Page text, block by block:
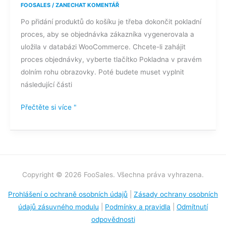
FOOSALES / ZANECHAT KOMENTÁŘ
Po přidání produktů do košíku je třeba dokončit pokladní
proces, aby se objednávka zákazníka vygenerovala a
uložila v databázi WooCommerce. Chcete-li zahájit
proces objednávky, vyberte tlačítko Pokladna v pravém
dolním rohu obrazovky. Poté budete muset vyplnit
následující části
Přečtěte si více "
Copyright © 2026 FooSales. Všechna práva vyhrazena.
Prohlášení o ochraně osobních údajů
Zásady ochrany osobních
údajů zásuvného modulu
Podmínky a pravidla
Odmítnutí
odpovědnosti